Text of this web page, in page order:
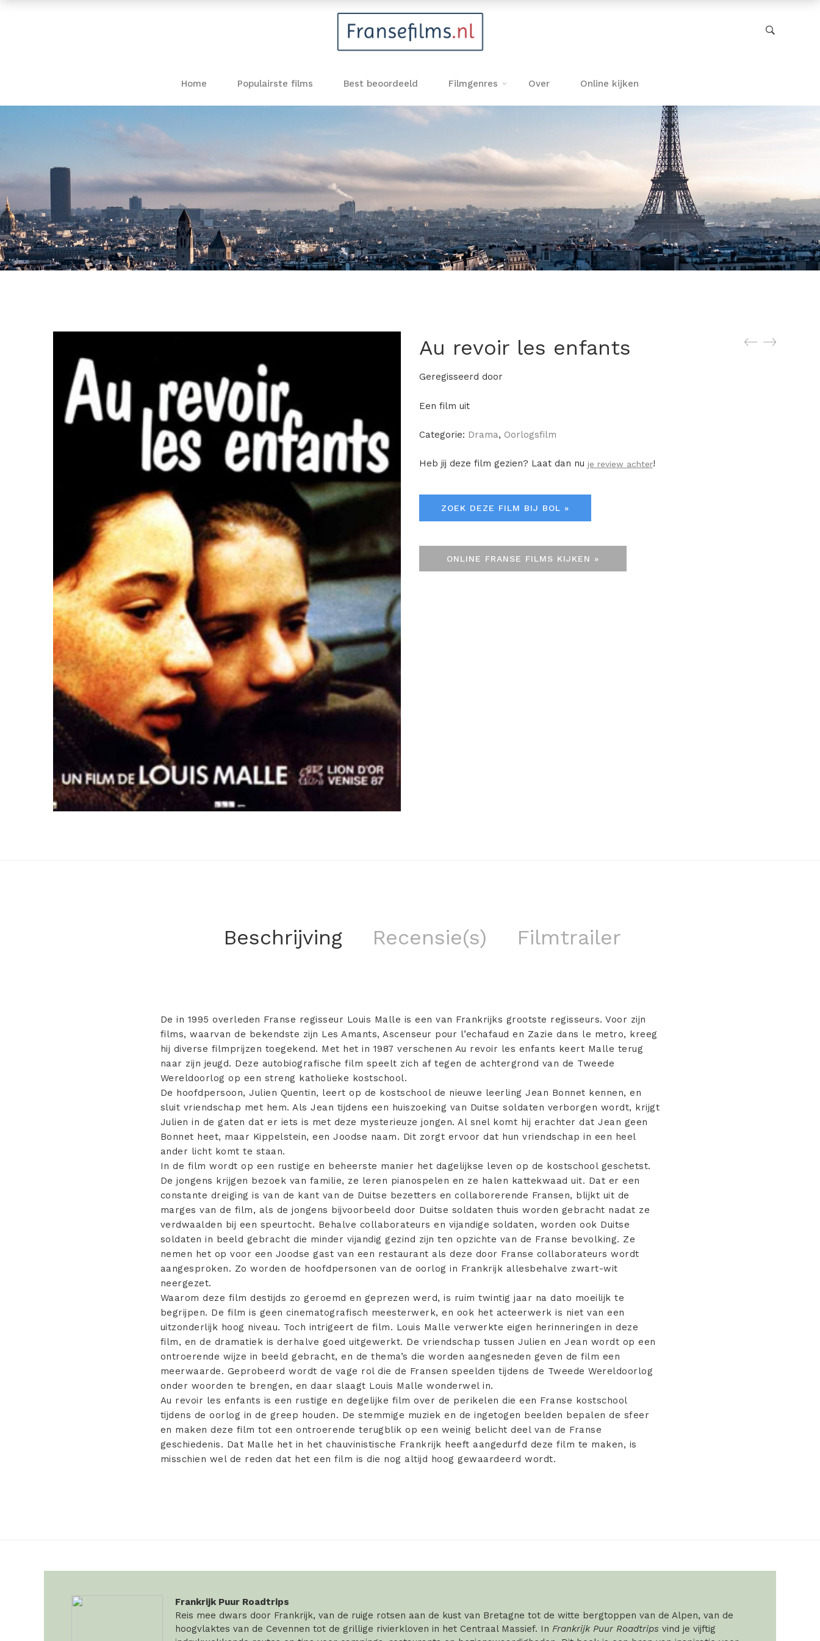
Home Populairste films Best beoordeeld Filmgenres Over Online kijken
Au revoir les enfants
Geregisseerd door
Een film uit
Categorie: Drama, Oorlogsfilm
Heb jij deze film gezien? Laat dan nu je review achter!
ZOEK DEZE FILM BIJ BOL »
ONLINE FRANSE FILMS KIJKEN »
Beschrijving Recensie(s) Filmtrailer
De in 1995 overleden Franse regisseur Louis Malle is een van Frankrijks grootste regisseurs. Voor zijn
films, waarvan de bekendste zijn Les Amants, Ascenseur pour l’echafaud en Zazie dans le metro, kreeg
hij diverse filmprijzen toegekend. Met het in 1987 verschenen Au revoir les enfants keert Malle terug
naar zijn jeugd. Deze autobiografische film speelt zich af tegen de achtergrond van de Tweede
Wereldoorlog op een streng katholieke kostschool.
De hoofdpersoon, Julien Quentin, leert op de kostschool de nieuwe leerling Jean Bonnet kennen, en
sluit vriendschap met hem. Als Jean tijdens een huiszoeking van Duitse soldaten verborgen wordt, krijgt
Julien in de gaten dat er iets is met deze mysterieuze jongen. Al snel komt hij erachter dat Jean geen
Bonnet heet, maar Kippelstein, een Joodse naam. Dit zorgt ervoor dat hun vriendschap in een heel
ander licht komt te staan.
In de film wordt op een rustige en beheerste manier het dagelijkse leven op de kostschool geschetst.
De jongens krijgen bezoek van familie, ze leren pianospelen en ze halen kattekwaad uit. Dat er een
constante dreiging is van de kant van de Duitse bezetters en collaborerende Fransen, blijkt uit de
marges van de film, als de jongens bijvoorbeeld door Duitse soldaten thuis worden gebracht nadat ze
verdwaalden bij een speurtocht. Behalve collaborateurs en vijandige soldaten, worden ook Duitse
soldaten in beeld gebracht die minder vijandig gezind zijn ten opzichte van de Franse bevolking. Ze
nemen het op voor een Joodse gast van een restaurant als deze door Franse collaborateurs wordt
aangesproken. Zo worden de hoofdpersonen van de oorlog in Frankrijk allesbehalve zwart-wit
neergezet.
Waarom deze film destijds zo geroemd en geprezen werd, is ruim twintig jaar na dato moeilijk te
begrijpen. De film is geen cinematografisch meesterwerk, en ook het acteerwerk is niet van een
uitzonderlijk hoog niveau. Toch intrigeert de film. Louis Malle verwerkte eigen herinneringen in deze
film, en de dramatiek is derhalve goed uitgewerkt. De vriendschap tussen Julien en Jean wordt op een
ontroerende wijze in beeld gebracht, en de thema’s die worden aangesneden geven de film een
meerwaarde. Geprobeerd wordt de vage rol die de Fransen speelden tijdens de Tweede Wereldoorlog
onder woorden te brengen, en daar slaagt Louis Malle wonderwel in.
Au revoir les enfants is een rustige en degelijke film over de perikelen die een Franse kostschool
tijdens de oorlog in de greep houden. De stemmige muziek en de ingetogen beelden bepalen de sfeer
en maken deze film tot een ontroerende terugblik op een weinig belicht deel van de Franse
geschiedenis. Dat Malle het in het chauvinistische Frankrijk heeft aangedurfd deze film te maken, is
misschien wel de reden dat het een film is die nog altijd hoog gewaardeerd wordt.
Frankrijk Puur Roadtrips
Reis mee dwars door Frankrijk, van de ruige rotsen aan de kust van Bretagne tot de witte bergtoppen van de Alpen, van de
hoogvlaktes van de Cevennen tot de grillige rivierkloven in het Centraal Massief. In Frankrijk Puur Roadtrips vind je vijftig